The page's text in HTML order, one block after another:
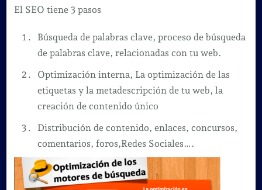
3
pasos
El SEO tiene 3 pasos
Búsqueda de palabras clave, proceso de búsqueda
de palabras clave, relacionadas con tu web.
Optimización interna, La optimización de las
etiquetas y la metadescripción de tu web, la
creación de contenido único
Distribución de contenido, enlaces, concursos,
comentarios, foros,Redes Sociales….